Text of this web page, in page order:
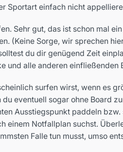
Sportart einfach nicht
Sehr gut, das ist schon mal
(Keine Sorge, wir sprechen
du dir genügend Zeit
und alle anderen
surfen wirst, wenn es
eventuell sogar ohne Board
Ausstiegspunkt paddeln
einem Notfallplan suchst.
Falle tun musst, umso